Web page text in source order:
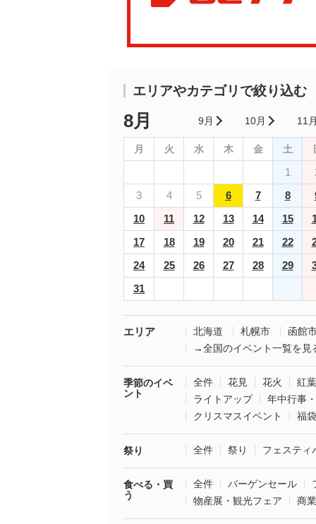
エリアやカテゴリで絞り込む
8月 9月 10月 11
月 火 水 木 金 土
1
3
4 5 6 7 8
10
11 12 13 14 15
17
18 19 20 21 22
24
25 26 27 28 29
31
エリア 北海道 札幌市
函館
→全国のイベント一覧を見
季節のイベ
ント
全件 花見 花火
紅葉
ライトアップ
年中行事
クリスマスイベント
福
祭り 全件 祭り フェスティ
食べる・買
う
全件 バーゲンセール
物産展・観光フェア
商